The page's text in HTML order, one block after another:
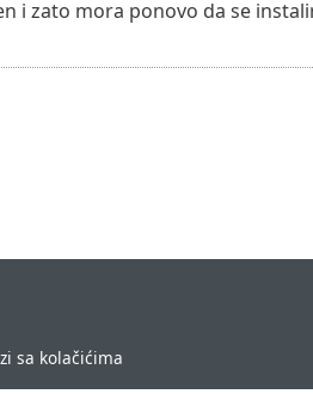
i zato mora ponovo da se
sa kolačićima